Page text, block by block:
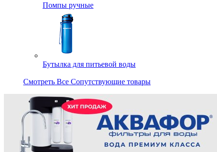
Помпы ручные
Бутылка для питьевой воды
Смотреть Все Сопутствующие товары